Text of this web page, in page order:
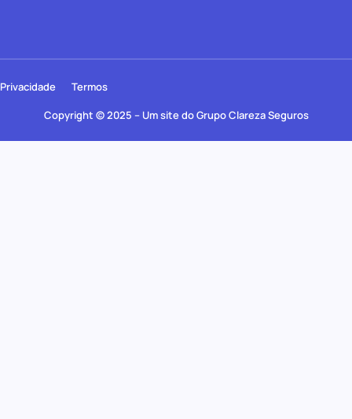
Copyright © 2025 – Um site do Grupo Clareza Seguros
Privacidade Termos